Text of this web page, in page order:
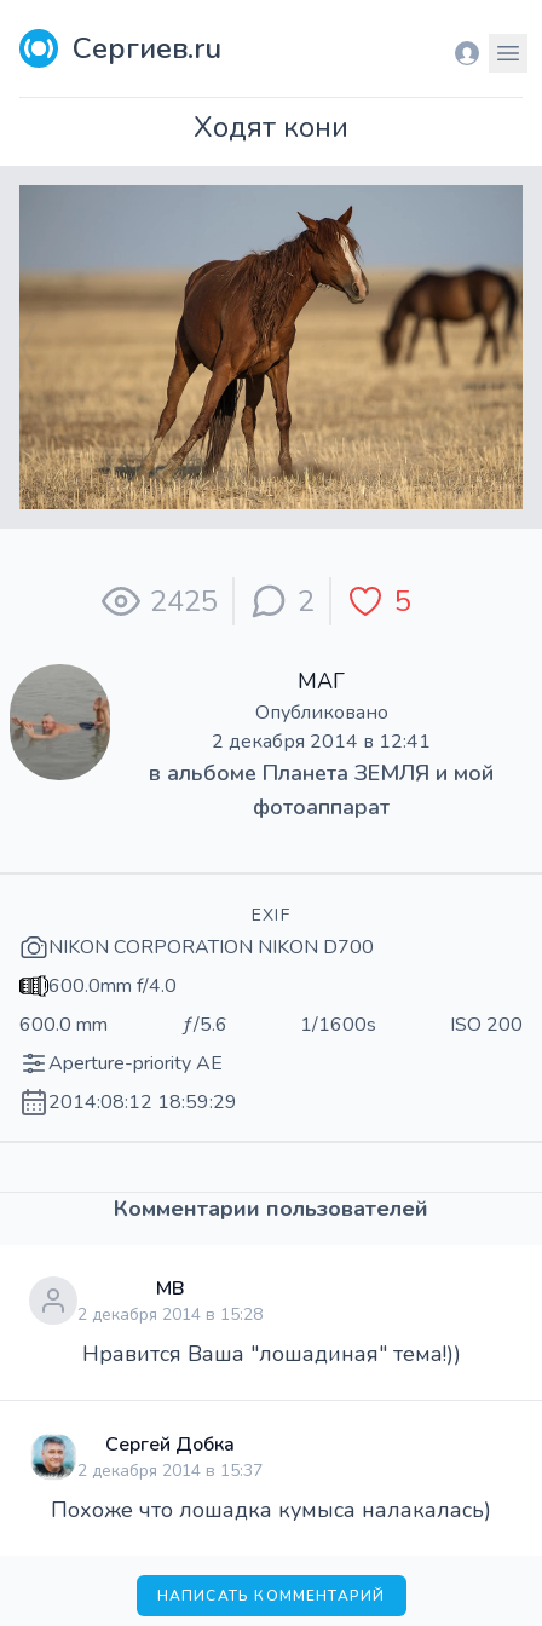
Сергиев.ru Вход
Ходят кони
2425 2 5
МАГ
Опубликовано
2 декабря 2014 в 12:41
в альбоме Планета ЗЕМЛЯ и мой
фотоаппарат
EXIF
NIKON CORPORATION NIKON D700
600.0mm f/4.0
600.0 mm
ƒ/5.6 1/1600s
ISO 200
Aperture-priority AE
2014:08:12 18:59:29
Комментарии пользователей
МВ
2 декабря 2014 в 15:28
Нравится Ваша "лошадиная" тема!))
Сергей Добка
2 декабря 2014 в 15:37
Похоже что лошадка кумыса налакалась)
НАПИСАТЬ КОММЕНТАРИЙ